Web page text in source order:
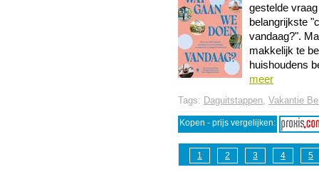
1 2 3 4 5
gestelde
belangrijkste
vandaag?".
makkelijk te
huishoudens
meer
Tags: Daguitstappen, Vakantie
Kopen - prijs vergelijken: